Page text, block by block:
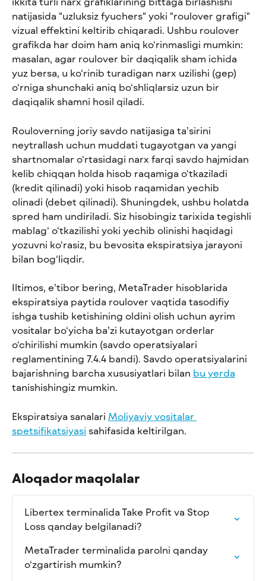
natijasida "uzluksiz fyuchers" yoki "roulover grafigi"
vizual effektini keltirib chiqaradi. Ushbu roulover
grafikda har doim ham aniq ko‘rinmasligi mumkin:
masalan, agar roulover bir daqiqalik sham ichida
yuz bersa, u ko‘rinib turadigan narx uzilishi (gep)
o‘rniga shunchaki aniq bo‘shliqlarsiz uzun bir
daqiqalik shamni hosil qiladi.
Rouloverning joriy savdo natijasiga ta’sirini
neytrallash uchun muddati tugayotgan va yangi
shartnomalar o‘rtasidagi narx farqi savdo hajmidan
kelib chiqqan holda hisob raqamiga o‘tkaziladi
(kredit qilinadi) yoki hisob raqamidan yechib
olinadi (debet qilinadi). Shuningdek, ushbu holatda
spred ham undiriladi. Siz hisobingiz tarixida tegishli
mablag‘ o‘tkazilishi yoki yechib olinishi haqidagi
yozuvni ko‘rasiz, bu bevosita ekspiratsiya jarayoni
bilan bog‘liqdir.
Iltimos, e’tibor bering, MetaTrader hisoblarida
ekspiratsiya paytida roulover vaqtida tasodifiy
ishga tushib ketishining oldini olish uchun ayrim
vositalar bo‘yicha ba’zi kutayotgan orderlar
o‘chirilishi mumkin (savdo operatsiyalari
reglamentining 7.4.4 bandi). Savdo operatsiyalarini
bajarishning barcha xususiyatlari bilan bu yerda
tanishishingiz mumkin.
Ekspiratsiya sanalari Moliyaviy vositalar
spetsifikatsiyasi sahifasida keltirilgan.
Aloqador maqolalar
Libertex terminalida Take Profit va Stop
Loss qanday belgilanadi?
MetaTrader terminalida parolni qanday
o‘zgartirish mumkin?